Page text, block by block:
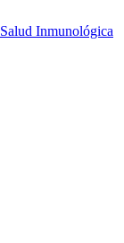
Salud Inmunológica